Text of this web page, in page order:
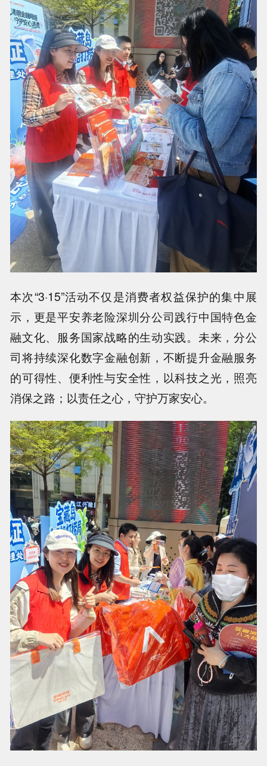
本次“3·15”活动不仅是消费者权益保护的集中展
示，更是平安养老险深圳分公司践行中国特色金
融文化、服务国家战略的生动实践。未来，分公
司将持续深化数字金融创新，不断提升金融服务
的可得性、便利性与安全性，以科技之光，照亮
消保之路；以责任之心，守护万家安心。